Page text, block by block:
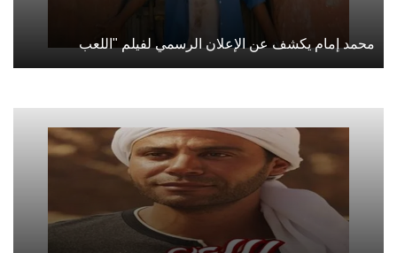
محمد إمام يكشف عن الإعلان الرسمي لفيلم "اللعب